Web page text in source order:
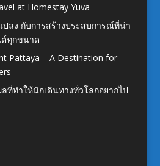
at Homestay Yuva
ลง กับการสร้างประสบการณ์ที่น่า
ต์ทุกขนาด
Pattaya – A Destination for
ที่ทำให้นักเดินทางทั่วโลกอยากไป